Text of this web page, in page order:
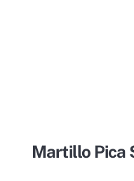
Martillo Pica